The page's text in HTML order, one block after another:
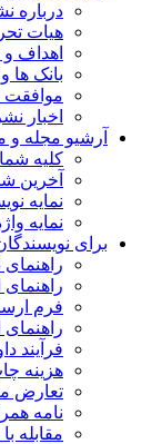
درباره
هیات
اهداف و
بانک ها و
موافقت
اخبار نشریه
آرشیو مجله و
کلیه
آخرین
نمایه
نمایه
برای نویسندگان
راهنمای
راهنمای
فرم
راهنمای
فرآیند
هزینه چاپ
تعارض
نامه
مقابله